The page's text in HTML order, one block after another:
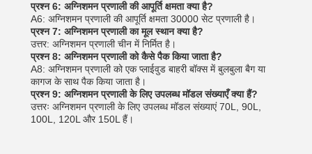
प्रश्न 6: अग्निशमन प्रणाली की आपूर्ति क्षमता क्या है?
A6: अग्निशमन प्रणाली की आपूर्ति क्षमता 30000 सेट प्रणाली है।
प्रश्न 7: अग्निशमन प्रणाली का मूल स्थान क्या है?
उत्तर: अग्निशमन प्रणाली चीन में निर्मित है।
प्रश्न 8: अग्निशमन प्रणाली को कैसे पैक किया जाता है?
A8: अग्निशमन प्रणाली को एक प्लाईवुड बाहरी बॉक्स में बुलबुला बैग या
कागज के साथ पैक किया जाता है।
प्रश्न 9: अग्निशमन प्रणाली के लिए उपलब्ध मॉडल संख्याएँ क्या हैं?
उत्तरः अग्निशमन प्रणाली के लिए उपलब्ध मॉडल संख्याएं 70L, 90L,
100L, 120L और 150L हैं।